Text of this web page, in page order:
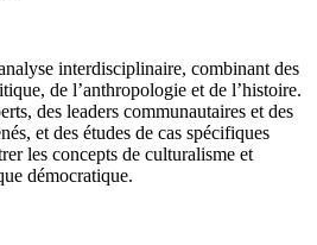
interdisciplinaire, combinant des
de l’anthropologie et de l’histoire.
des leaders communautaires et des
et des études de cas spécifiques
les concepts de culturalisme et
démocratique.